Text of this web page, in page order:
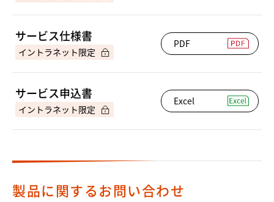
サービス仕様書 PDF
サービス申込書 Excel
製品に関するお問い合わせ